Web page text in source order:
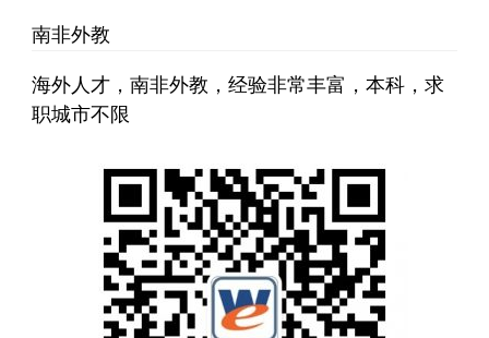
南非外教
海外人才，南非外教，经验非常丰富，本科，求
职城市不限